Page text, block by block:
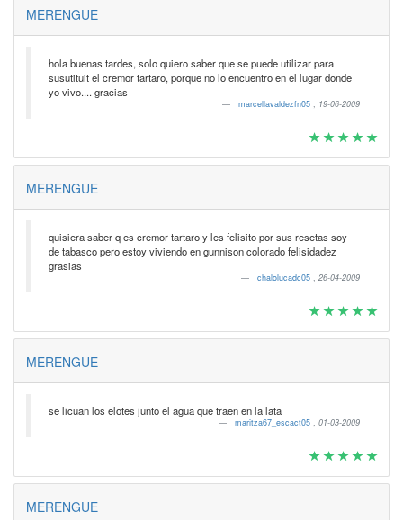
MERENGUE
hola buenas tardes, solo quiero saber que se puede utilizar para
susutituit el cremor tartaro, porque no lo encuentro en el lugar donde
yo vivo.... gracias
marcellavaldezfn05 , 19-06-2009
MERENGUE
quisiera saber q es cremor tartaro y les felisito por sus resetas soy
de tabasco pero estoy viviendo en gunnison colorado felisidadez
grasias
chalolucadc05 , 26-04-2009
MERENGUE
se licuan los elotes junto el agua que traen en la lata
maritza67_escact05 , 01-03-2009
MERENGUE